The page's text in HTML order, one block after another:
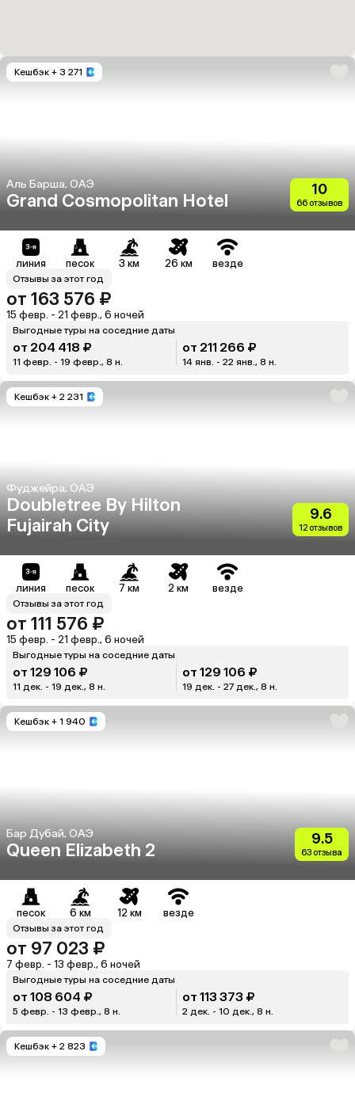
Кешбэк + 3 271
Аль Барша, ОАЭ
Grand Cosmopolitan Hotel
10
66 отзывов
линия песок 3 км 26 км везде
Отзывы за этот год
от 163 576 ₽
15 февр. - 21 февр., 6 ночей
Выгодные туры на соседние даты
от 204 418 ₽
11 февр. - 19 февр., 8 н.
от 211 266 ₽
14 янв. - 22 янв., 8 н.
Кешбэк + 2 231
Фуджейра, ОАЭ
Doubletree By Hilton
Fujairah City
9.6
12 отзывов
линия песок 7 км 2 км везде
Отзывы за этот год
от 111 576 ₽
15 февр. - 21 февр., 6 ночей
Выгодные туры на соседние даты
от 129 106 ₽
11 дек. - 19 дек., 8 н.
от 129 106 ₽
19 дек. - 27 дек., 8 н.
Кешбэк + 1 940
Бар Дубай, ОАЭ
Queen Elizabeth 2
9.5
63 отзыва
песок 6 км 12 км везде
Отзывы за этот год
от 97 023 ₽
7 февр. - 13 февр., 6 ночей
Выгодные туры на соседние даты
от 108 604 ₽
5 февр. - 13 февр., 8 н.
от 113 373 ₽
2 дек. - 10 дек., 8 н.
Кешбэк + 2 823